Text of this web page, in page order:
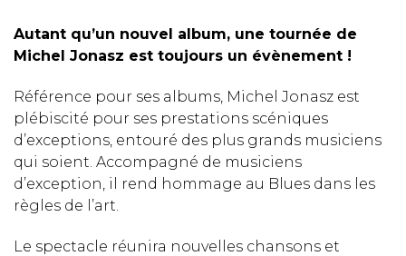
Autant qu’un nouvel album, une tournée de
Michel Jonasz est toujours un évènement !
Référence pour ses albums, Michel Jonasz est
plébiscité pour ses prestations scéniques
d’exceptions, entouré des plus grands musiciens
qui soient. Accompagné de musiciens
d’exception, il rend hommage au Blues dans les
règles de l’art.
Le spectacle réunira nouvelles chansons et